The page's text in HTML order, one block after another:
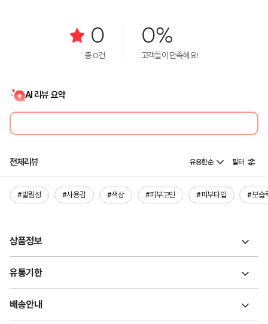
0
총0건
0%
고객들이 만족해요!
AI 리뷰 요약
전체리뷰 유용한순 필터
#발림성 #사용감 #색상 #피부고민 #피부타입 #보습
상품정보
유통기한
배송안내